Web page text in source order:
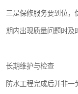
三是保修服务要到位，
期内出现质量问题时及
长期维护与检查
防水工程完成后并非一